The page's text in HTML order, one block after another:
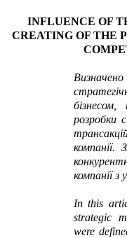
INFLUENCE OF
CREATING OF THE
бізнесом,
розробки
компанії.
компанії
In this
strategic
were